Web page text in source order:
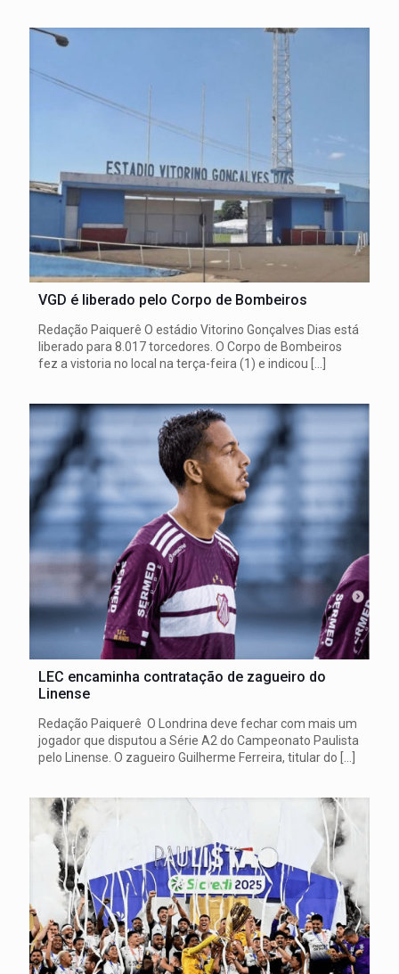
VGD é liberado pelo Corpo de Bombeiros
Redação Paiquerê O estádio Vitorino Gonçalves Dias está
liberado para 8.017 torcedores. O Corpo de Bombeiros
fez a vistoria no local na terça-feira (1) e indicou
LEC encaminha contratação de zagueiro do
Linense
Redação Paiquerê O Londrina deve fechar com mais um
jogador que disputou a Série A2 do Campeonato Paulista
pelo Linense. O zagueiro Guilherme Ferreira, titular do […]